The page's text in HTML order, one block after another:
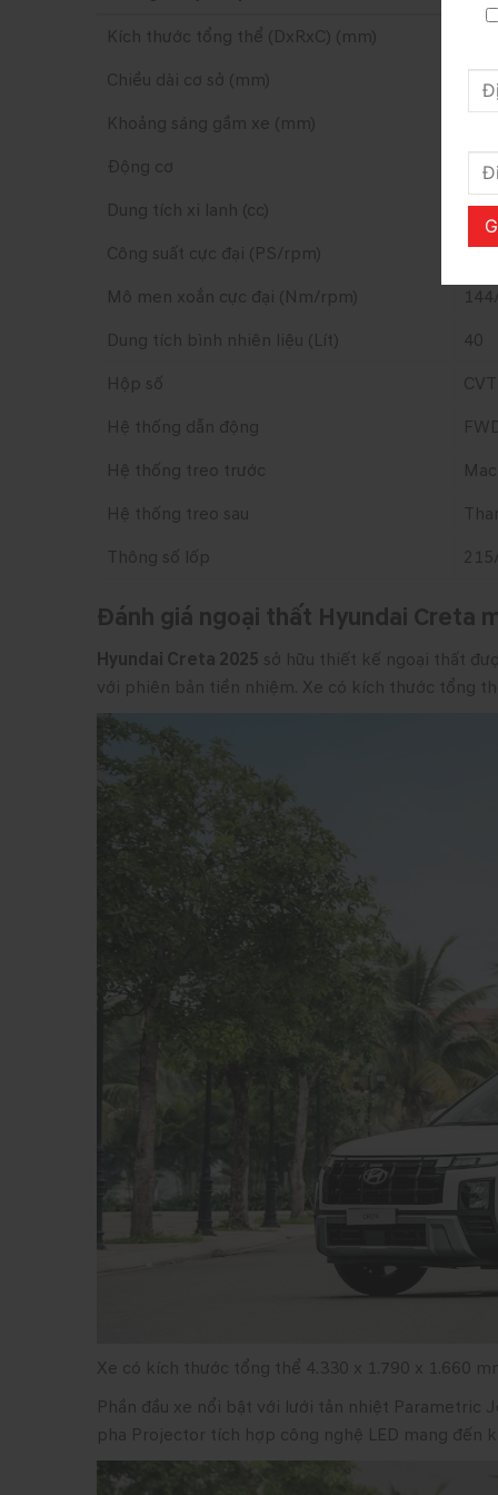
Kích thước tổng thể (DxRxC) (mm)
Chiều dài cơ sở (mm)
2610
Khoảng sáng gầm xe (mm)
Động cơ
Dung tích xi lanh (cc)
Công suất cực đại (PS/rpm)
Mô men xoắn cực đại (Nm/rpm)
Dung tích bình nhiên liệu (Lít)
40
Hộp số
CVT
Hệ thống dẫn động
Hệ thống treo trước
Hệ thống treo sau
Thông số lốp
Đánh giá ngoại thất Hyundai Creta
Hyundai Creta 2025 sở hữu thiết kế ngoại thất
với phiên bản tiền nhiệm. Xe có kích thước tổng
Xe có kích thước tổng thể 4.330 x 1.790 x 1.660
Phần đầu xe nổi bật với lưới tản nhiệt Parametric
pha Projector tích hợp công nghệ LED mang đến